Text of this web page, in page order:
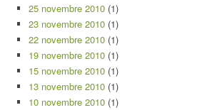
25 novembre 2010 (1)
23 novembre 2010 (1)
22 novembre 2010 (1)
19 novembre 2010 (1)
15 novembre 2010 (1)
13 novembre 2010 (1)
10 novembre 2010 (1)